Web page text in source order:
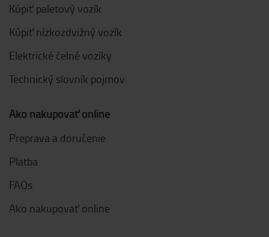
Kúpiť paletový vozík
Kúpiť nízkozdvižný vozík
Elektrické čelné vozíky
Technický slovník pojmov
Ako nakupovať online
Preprava a doručenie
Platba
FAQs
Ako nakupovať online